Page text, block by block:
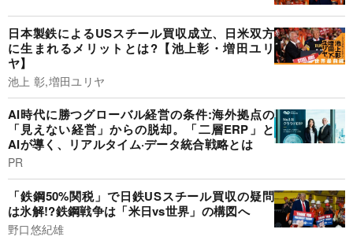
日本製鉄によるUSスチール買収成立、日米双方
に生まれるメリットとは?【池上彰・増田ユリ
ヤ】
池上 彰,増田ユリヤ
AI時代に勝つグローバル経営の条件:海外拠点の
「見えない経営」からの脱却。「二層ERP」と
AIが導く、リアルタイム·データ統合戦略とは
PR
「鉄鋼50%関税」で日鉄USスチール買収の疑問
は氷解!?鉄鋼戦争は「米日vs世界」の構図へ
野口悠紀雄